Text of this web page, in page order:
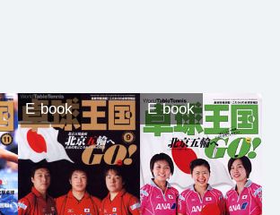
E book E book